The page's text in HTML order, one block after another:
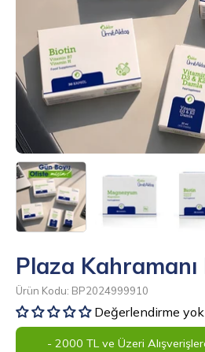
Plaza
Ürün Kodu: BP2024999910
Değerlendirme yok
- 2000 TL ve Üzeri